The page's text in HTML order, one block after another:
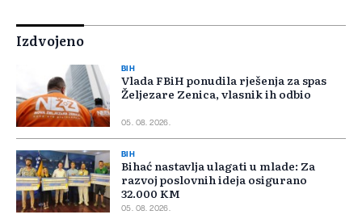
Izdvojeno
BIH
Vlada FBiH ponudila rješenja za spas
Željezare Zenica, vlasnik ih odbio
05. 08. 2026.
BIH
Bihać nastavlja ulagati u mlade: Za
razvoj poslovnih ideja osigurano
32.000 KM
05. 08. 2026.